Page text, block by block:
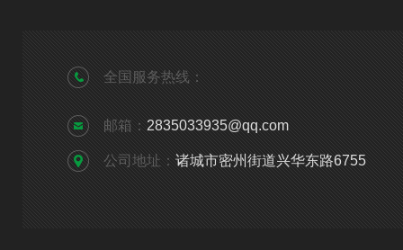
全国服务热线：
邮箱： 2835033935@qq.com
公司地址： 诸城市密州街道兴华东路6755